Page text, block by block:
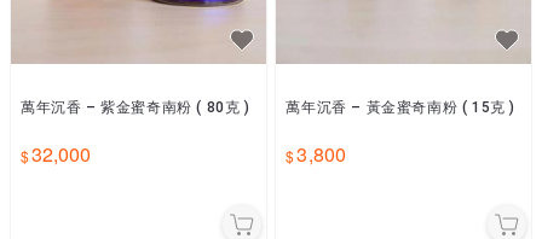
萬年沉香 – 紫金蜜奇南粉 ( 80克 )
32,000
萬年沉香 – 黃金蜜奇南粉 ( 15克 )
3,800